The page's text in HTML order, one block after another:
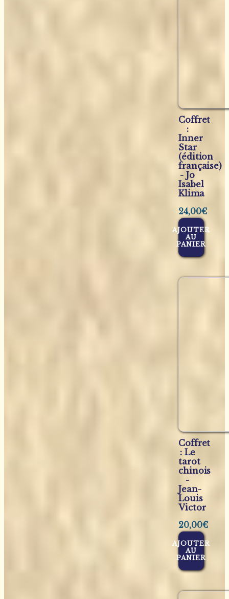
Coffret
:
Inner
Star
(édition
française)
- Jo
Isabel
Klima
24,00€
AJOUTER
AU
PANIER
Coffret
: Le
tarot
chinois
-
Jean-
Louis
Victor
20,00€
AJOUTER
AU
PANIER